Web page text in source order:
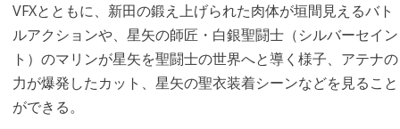
VFXとともに、新田の鍛え上げられた肉体が垣間見えるバト
ルアクションや、星矢の師匠・白銀聖闘士（シルバーセイン
ト）のマリンが星矢を聖闘士の世界へと導く様子、アテナの
力が爆発したカット、星矢の聖衣装着シーンなどを見ること
ができる。